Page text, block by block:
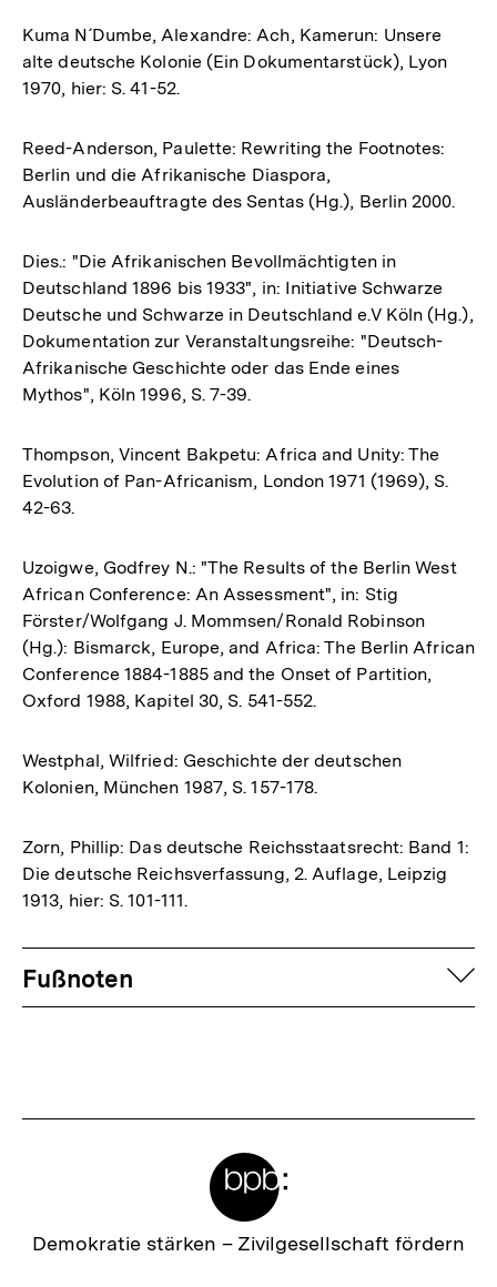
Kuma N´Dumbe, Alexandre: Ach, Kamerun: Unsere
alte deutsche Kolonie (Ein Dokumentarstück), Lyon
1970, hier: S. 41-52.
Reed-Anderson, Paulette: Rewriting the Footnotes:
Berlin und die Afrikanische Diaspora,
Ausländerbeauftragte des Sentas (Hg.), Berlin 2000.
Dies.: "Die Afrikanischen Bevollmächtigten in
Deutschland 1896 bis 1933", in: Initiative Schwarze
Deutsche und Schwarze in Deutschland e.V Köln (Hg.),
Dokumentation zur Veranstaltungsreihe: "Deutsch-
Afrikanische Geschichte oder das Ende eines
Mythos", Köln 1996, S. 7-39.
Thompson, Vincent Bakpetu: Africa and Unity: The
Evolution of Pan-Africanism, London 1971 (1969), S.
42-63.
Uzoigwe, Godfrey N.: "The Results of the Berlin West
African Conference: An Assessment", in: Stig
Förster/Wolfgang J. Mommsen/Ronald Robinson
(Hg.): Bismarck, Europe, and Africa: The Berlin African
Conference 1884-1885 and the Onset of Partition,
Oxford 1988, Kapitel 30, S. 541-552.
Westphal, Wilfried: Geschichte der deutschen
Kolonien, München 1987, S. 157-178.
Zorn, Phillip: Das deutsche Reichsstaatsrecht: Band 1:
Die deutsche Reichsverfassung, 2. Auflage, Leipzig
1913, hier: S. 101-111.
Fussnoten
Fußnoten
Zur
Demokratie stärken – Zivilgesellschaft fördern